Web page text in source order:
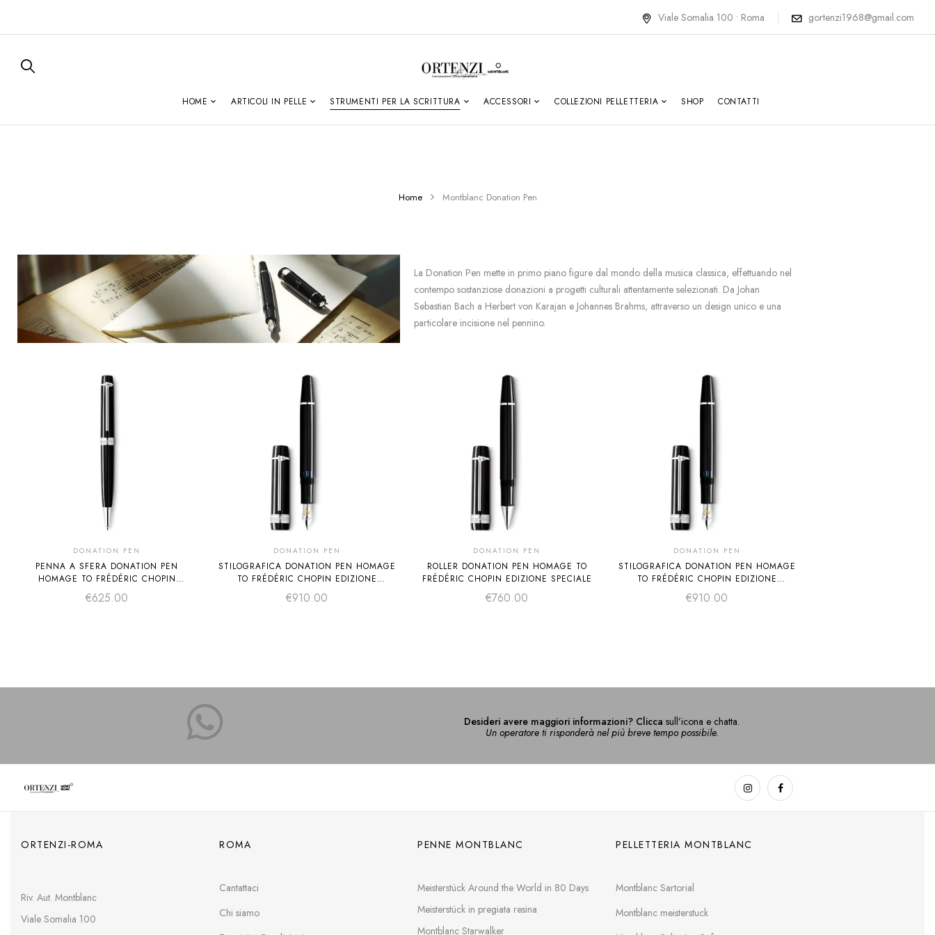
Viale Somalia 100 • Roma gortenzi1968@gmail.com
HOME ARTICOLI IN PELLE STRUMENTI PER LA SCRITTURA ACCESSORI COLLEZIONI PELLETTERIA SHOP CONTATTI
Home Montblanc Donation Pen
La Donation Pen mette in primo piano figure dal mondo della musica classica, effettuando nel
contempo sostanziose donazioni a progetti culturali attentamente selezionati. Da Johan
Sebastian Bach a Herbert von Karajan e Johannes Brahms, attraverso un design unico e una
particolare incisione nel pennino.
DONATION PEN
PENNA A SFERA DONATION PEN
HOMAGE TO FRÉDÉRIC CHOPIN
EDIZIONE SPECIALE
€625.00
DONATION PEN
STILOGRAFICA DONATION PEN HOMAGE
TO FRÉDÉRIC CHOPIN EDIZIONE
SPECIALE F
€910.00
DONATION PEN
ROLLER DONATION PEN HOMAGE TO
FRÉDÉRIC CHOPIN EDIZIONE SPECIALE
€760.00
DONATION PEN
STILOGRAFICA DONATION PEN HOMAGE
TO FRÉDÉRIC CHOPIN EDIZIONE
SPECIALE M
€910.00
Desideri avere maggiori informazioni? Clicca sull’icona e chatta.
Un operatore ti risponderà nel più breve tempo possibile.
ORTENZI-ROMA
Riv. Aut. Montblanc
Viale Somalia 100
ROMA
Cantattaci
Chi siamo
PENNE MONTBLANC
Meisterstück Around the World in 80 Days
Meisterstück in pregiata resina
Montblanc Starwalker
PELLETTERIA MONTBLANC
Montblanc Sartorial
Montblanc meisterstuck